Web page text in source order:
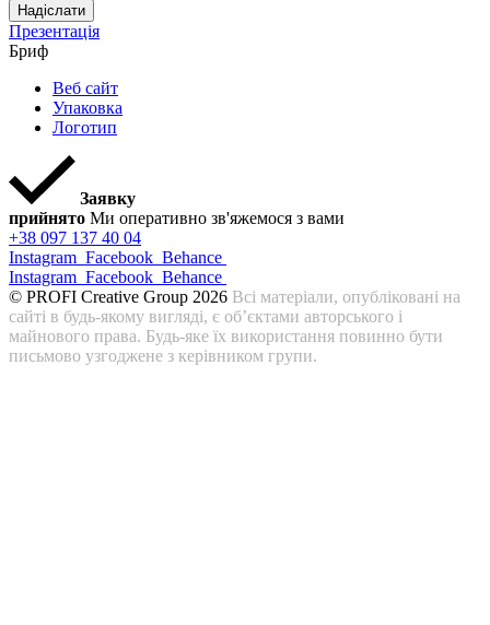
Надіслати
Презентація
Бриф
Веб сайт
Упаковка
Логотип
Заявку
прийнято Ми оперативно зв'яжемося з вами
+38 097 137 40 04
Instagram Facebook Behance
Instagram Facebook Behance
© PROFI Creative Group 2026 Всі матеріали, опубліковані на
сайті в будь-якому вигляді, є об’єктами авторського і
майнового права. Будь-яке їх використання повинно бути
письмово узгоджене з керівником групи.